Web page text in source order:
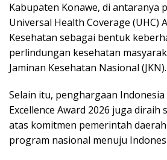
Kabupaten Konawe, di antaranya
Universal Health Coverage (UHC)
Kesehatan sebagai bentuk
perlindungan kesehatan
Jaminan Kesehatan Nasional (JKN).
Selain itu, penghargaan
Excellence Award 2026 juga diraih
atas komitmen pemerintah
program nasional menuju